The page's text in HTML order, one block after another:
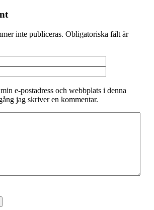
inte publiceras. Obligatoriska fält är
e-postadress och webbplats i denna
jag skriver en kommentar.